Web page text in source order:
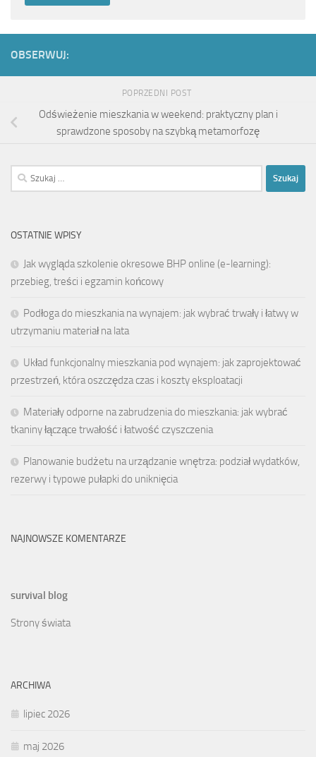
OBSERWUJ:
POPRZEDNI POST
Odświeżenie mieszkania w weekend: praktyczny plan i
sprawdzone sposoby na szybką metamorfozę
Szukaj:
OSTATNIE WPISY
Jak wygląda szkolenie okresowe BHP online (e-learning):
przebieg, treści i egzamin końcowy
Podłoga do mieszkania na wynajem: jak wybrać trwały i łatwy w
utrzymaniu materiał na lata
Układ funkcjonalny mieszkania pod wynajem: jak zaprojektować
przestrzeń, która oszczędza czas i koszty eksploatacji
Materiały odporne na zabrudzenia do mieszkania: jak wybrać
tkaniny łączące trwałość i łatwość czyszczenia
Planowanie budżetu na urządzanie wnętrza: podział wydatków,
rezerwy i typowe pułapki do uniknięcia
NAJNOWSZE KOMENTARZE
survival blog
Strony świata
ARCHIWA
lipiec 2026
maj 2026